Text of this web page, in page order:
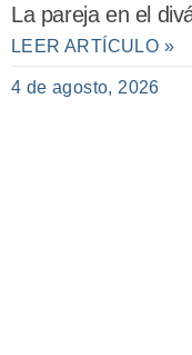
La pareja en el
LEER ARTÍCULO »
4 de agosto, 2026